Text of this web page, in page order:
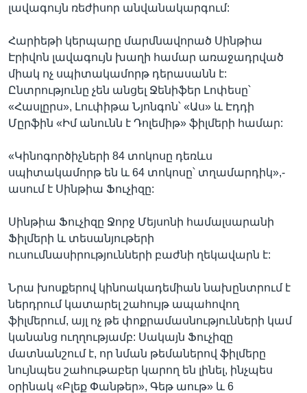
լավագույն ռեժիսոր անվանակարգում:
Հարիեթի կերպարը մարմնավորած Սինթիա
Էրիվոն լավագույն խաղի համար առաջադրված
միակ ոչ սպիտակամորթ դերասանն է:
Ընտրությունը չեն անցել Ջենիֆեր Լոփեսը՝
«Հասլըրս», Լուփիթա Նյոնգոն՝ «Աս» և Էդդի
Մըրֆին «Իմ անունն է Դոլեմիթ» ֆիլմերի համար:
«Կինոգործիչների 84 տոկոսը դեռևս
սպիտակամորթ են և 64 տոկոսը՝ տղամարդիկ»,-
ասում է Սինթիա Ֆուչիզը:
Սինթիա Ֆուչիզը Ջորջ Մեյսոնի համալսարանի
Ֆիլմերի և տեսանյութերի
ուսումնասիրությունների բաժնի ղեկավարն է:
Նրա խոսքերով կինոակադեմիան նախընտրում է
ներդրում կատարել շահույթ ապահովող
ֆիլմերում, այլ ոչ թե փոքրամասնությունների կամ
կանանց ուղղությամբ: Սակայն Ֆուչիզը
մատնանշում է, որ նման թեմաներով ֆիլմերը
նույնպես շահութաբեր կարող են լինել, ինչպես
օրինակ «Բլեք Փանթեր», Գեթ աութ» և 6